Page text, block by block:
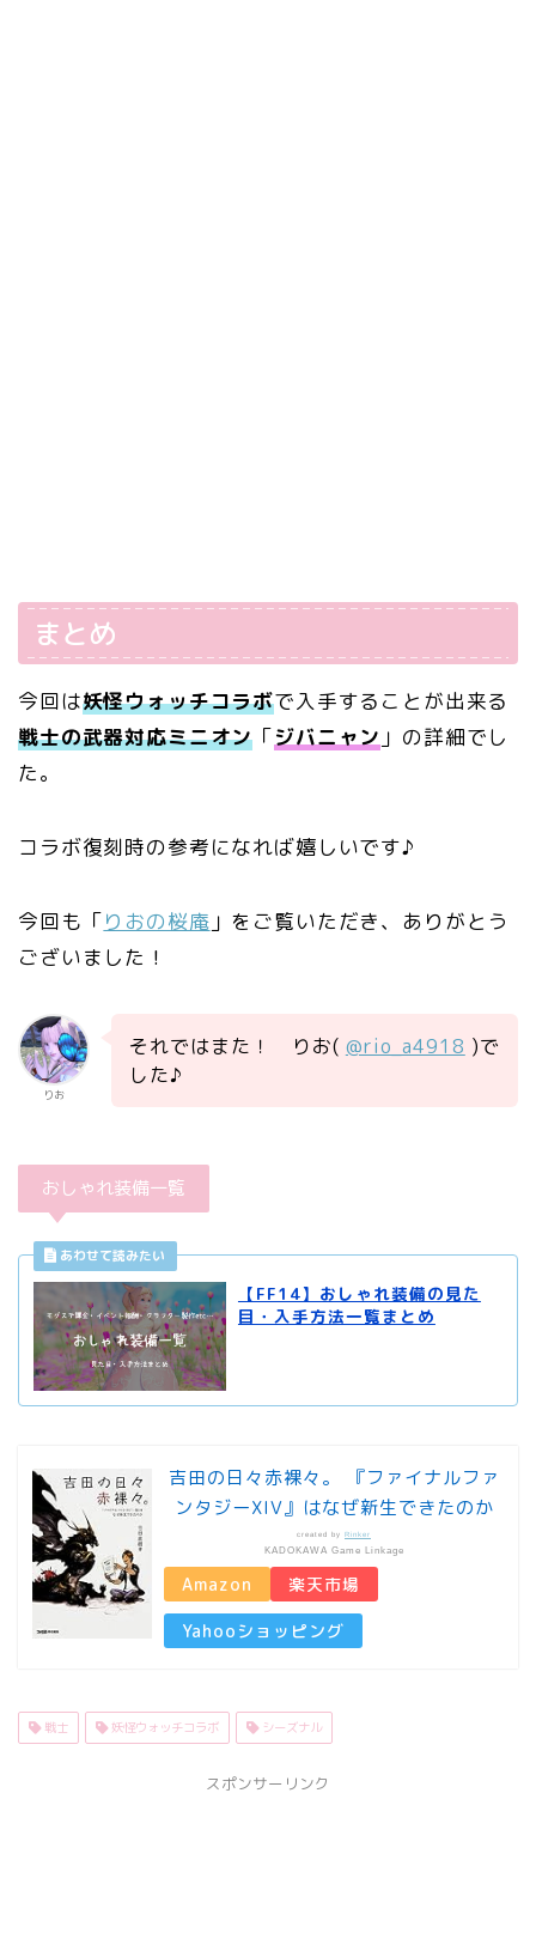
まとめ
今回は妖怪ウォッチコラボで入手することが出来る
戦士の武器対応ミニオン 「ジバニャン 」の詳細でし
た。
コラボ復刻時の参考になれば嬉しいです♪
今回も「りおの桜庵 」をご覧いただき、ありがとう
ございました！
りお
それではまた！ りお( @rio_a4918 )で
した♪
おしゃれ装備一覧
【FF14】おしゃれ装備の見た
目・入手方法一覧まとめ
吉田の日々赤裸々。 『ファイナルファ
ンタジーXIV』はなぜ新生できたのか
created by Rinker
KADOKAWA Game Linkage
Amazon 楽天市場
Yahooショッピング
戦士 妖怪ウォッチコラボ シーズナル
スポンサーリンク